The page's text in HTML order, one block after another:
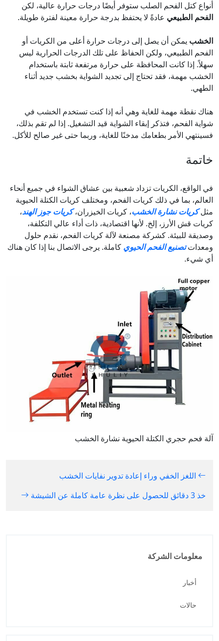
معلومات الشركة
أخبار
حالات
أنواع كتل الفحم الصلب ستوفر أيضًا درجات حرارة عالية، لكن
الفحم الطبيعي عادةً لا يحتفظ بدرجة حرارة معينة لفترة طويلة.
الخشب يمكن أن يصل إلى درجات حرارة أعلى من الكريات أو
الفحم الطبيعي، ولكن الحفاظ على تلك الدرجات الحرارية ليس
سهلاً. إذا كانت المحافظة على حرارة مرتفعة ثابتة باستخدام
الخشب مهمة، فقد تحتاج إلى تجديد الشواية بخشب جديد أثناء
الطهي.
هناك نقطة مهمة للغاية وهي أنه إذا كنت تستخدم الخشب في
شواية الفحم، فتذكر إبقاء الشواية قيد التشغيل. إذا لم تقم بذلك،
فسينتهي الأمر بطعامك مدخنًا للغاية، وربما حتى غير صالح للأكل.
خاتمة
في الواقع، الكريات تزداد شعبية بين عشاق الشواء في جميع أنحاء
العالم، بما في ذلك كريات الفحم، ومختلف كريات الكتلة الحيوية
مثلكريات نشارة الخشب، كريات الخيزران،كريات جوز الهند،
كريات قش الأرز، إلخ. لأنها اقتصادية، ذات أداء عالي التكلفة،
وصديقة للبيئة. كشركة مصنعة لآلة كريات الفحم، نقدم حلول
ومعداتتصنيع الفحم الحيوي كاملة. يرجى الاتصال بنا إذا كان هناك
أي شيء.
آلة فحم حجري الكتلة الحيوية نشارة الخشب
اللغز الخفي وراء إعادة تدوير نفايات الخشب
خذ 3 دقائق للحصول على نظرة عامة كاملة عن الشيشة